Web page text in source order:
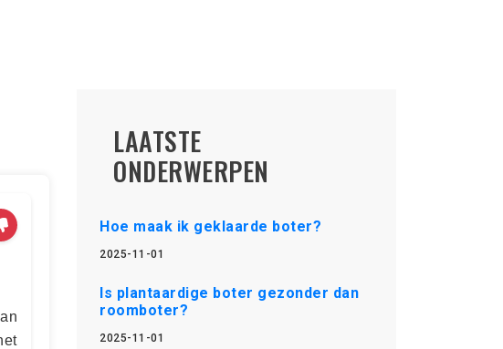
LAATSTE
ONDERWERPEN
Hoe maak ik geklaarde boter?
2025-11-01
Is plantaardige boter gezonder dan
roomboter?
2025-11-01